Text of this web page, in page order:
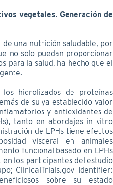
vegetales. Generación de
una nutrición saludable, por
no solo puedan proporcionar
para la salud, ha hecho que el
hidrolizados de proteínas
de su ya establecido valor
y antioxidantes de
tanto en abordajes in vitro
de LPHs tiene efectos
visceral en animales
funcional basado en LPHs
los participantes del estudio
ClinicalTrials.gov Identifier:
sobre su estado